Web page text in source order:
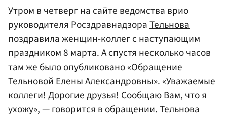
Утром в четверг на сайте ведомства врио
руководителя РосздравнадзораТельнова
поздравила женщин-коллег с наступающим
праздником 8 марта. А спустя несколько часов
там же было опубликовано «Обращение
Тельновой Елены Александровны». «Уважаемые
коллеги! Дорогие друзья! Сообщаю Вам, что я
ухожу», — говорится в обращении. Тельнова